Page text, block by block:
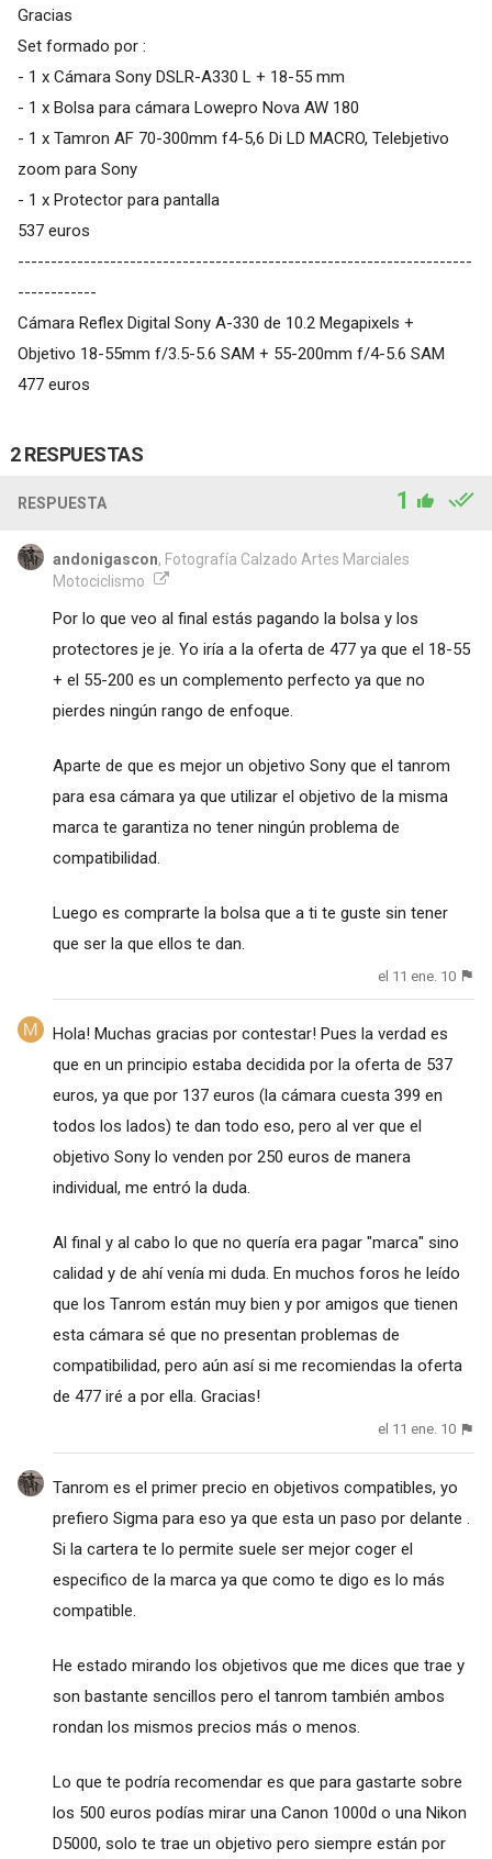
Gracias
Set formado por :
- 1 x Cámara Sony DSLR-A330 L + 18-55 mm
- 1 x Bolsa para cámara Lowepro Nova AW 180
- 1 x Tamron AF 70-300mm f4-5,6 Di LD MACRO, Telebjetivo
zoom para Sony
- 1 x Protector para pantalla
537 euros
---------------------------------------------------------------------
------------
Cámara Reflex Digital Sony A-330 de 10.2 Megapixels +
Objetivo 18-55mm f/3.5-5.6 SAM + 55-200mm f/4-5.6 SAM
477 euros
2 RESPUESTAS
RESPUESTA 1
andonigascon, Fotografía Calzado Artes Marciales
Motociclismo
Por lo que veo al final estás pagando la bolsa y los
protectores je je. Yo iría a la oferta de 477 ya que el 18-55
+ el 55-200 es un complemento perfecto ya que no
pierdes ningún rango de enfoque.
Aparte de que es mejor un objetivo Sony que el tanrom
para esa cámara ya que utilizar el objetivo de la misma
marca te garantiza no tener ningún problema de
compatibilidad.
Luego es comprarte la bolsa que a ti te guste sin tener
que ser la que ellos te dan.
el 11 ene. 10
Hola! Muchas gracias por contestar! Pues la verdad es
que en un principio estaba decidida por la oferta de 537
euros, ya que por 137 euros (la cámara cuesta 399 en
todos los lados) te dan todo eso, pero al ver que el
objetivo Sony lo venden por 250 euros de manera
individual, me entró la duda.
Al final y al cabo lo que no quería era pagar "marca" sino
calidad y de ahí venía mi duda. En muchos foros he leído
que los Tanrom están muy bien y por amigos que tienen
esta cámara sé que no presentan problemas de
compatibilidad, pero aún así si me recomiendas la oferta
de 477 iré a por ella. Gracias!
el 11 ene. 10
Tanrom es el primer precio en objetivos compatibles, yo
prefiero Sigma para eso ya que esta un paso por delante .
Si la cartera te lo permite suele ser mejor coger el
especifico de la marca ya que como te digo es lo más
compatible.
He estado mirando los objetivos que me dices que trae y
son bastante sencillos pero el tanrom también ambos
rondan los mismos precios más o menos.
Lo que te podría recomendar es que para gastarte sobre
los 500 euros podías mirar una Canon 1000d o una Nikon
D5000, solo te trae un objetivo pero siempre están por